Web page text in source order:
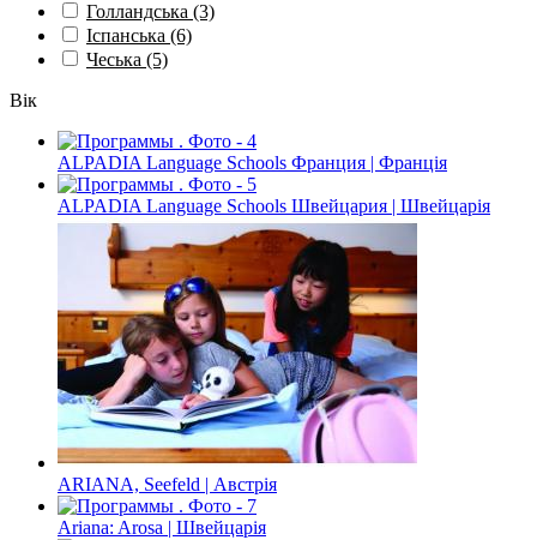
Голландська (3)
Іспанська (6)
Чеська (5)
Вік
ALPADIA Language Schools Франция | Франція
ALPADIA Language Schools Швейцария | Швейцарія
ARIANA, Seefeld | Австрія
Ariana: Arosa | Швейцарія